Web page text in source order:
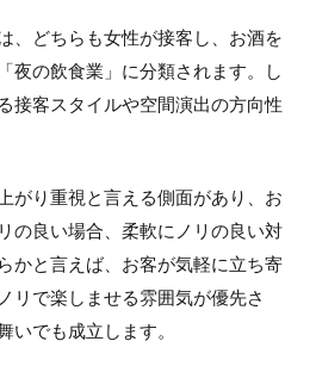
、どちらも女性が接客し、お酒を
夜の飲食業」に分類されます。し
接客スタイルや空間演出の方向性
がり重視と言える側面があり、お
の良い場合、柔軟にノリの良い対
かと言えば、お客が気軽に立ち寄
リで楽しませる雰囲気が優先さ
いでも成立します。